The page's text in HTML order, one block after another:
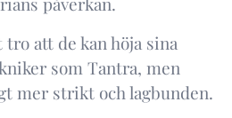
att de kan höja sina
som Tantra, men
mer strikt och lagbunden.